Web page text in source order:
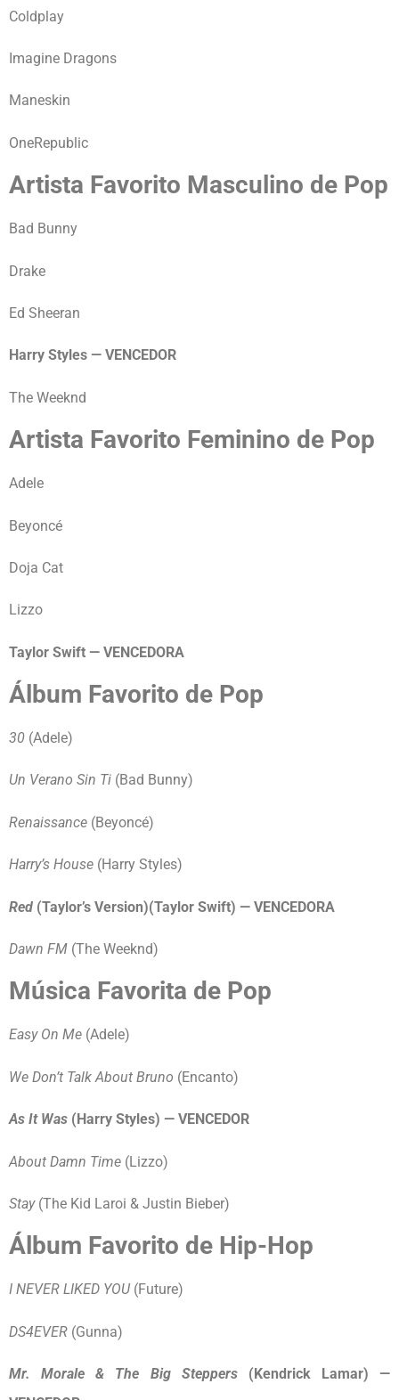
Coldplay
Imagine Dragons
Maneskin
OneRepublic
Artista Favorito Masculino de Pop
Bad Bunny
Drake
Ed Sheeran
Harry Styles — VENCEDOR
The Weeknd
Artista Favorito Feminino de Pop
Adele
Beyoncé
Doja Cat
Lizzo
Taylor Swift — VENCEDORA
Álbum Favorito de Pop
30 (Adele)
Un Verano Sin Ti (Bad Bunny)
Renaissance (Beyoncé)
Harry’s House (Harry Styles)
Red (Taylor’s Version)(Taylor Swift) — VENCEDORA
Dawn FM (The Weeknd)
Música Favorita de Pop
Easy On Me (Adele)
We Don’t Talk About Bruno (Encanto)
As It Was (Harry Styles) — VENCEDOR
About Damn Time (Lizzo)
Stay(The Kid Laroi & Justin Bieber)
Álbum Favorito de Hip-Hop
I NEVER LIKED YOU (Future)
DS4EVER (Gunna)
Mr. Morale & The Big Steppers(Kendrick Lamar) —